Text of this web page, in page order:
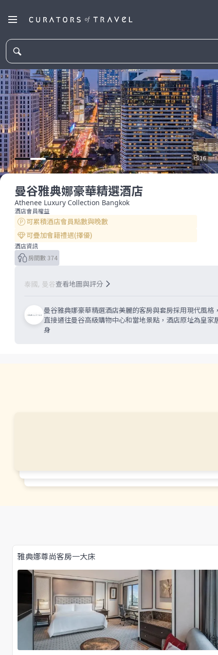
16
曼谷雅典娜豪華精選酒店
Athenee Luxury Collection Bangkok
酒店會員權益
可累積酒店會員點數與晚數
可疊加會籍禮遇(擇優)
酒店資訊
房間數 374
泰國, 曼谷查看地圖與評分
曼谷雅典娜豪華精選酒店美麗的客房與套房採用現代風
直接通往曼谷高級購物中心和當地景點，酒店原址為皇
身
雅典娜尊尚客房一大床